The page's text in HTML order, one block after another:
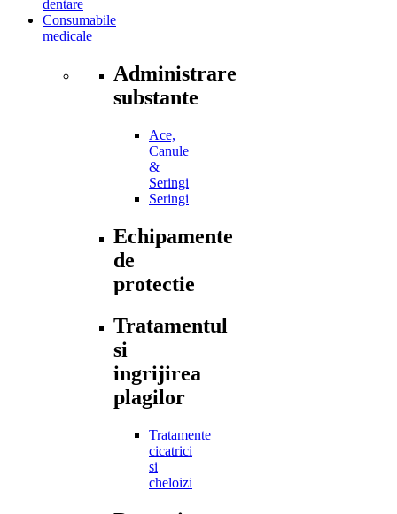
dentare
Consumabile
medicale
Administrare
substante
Ace,
Canule
&
Seringi
Seringi
Echipamente
de
protectie
Tratamentul
si
ingrijirea
plagilor
Tratamente
cicatrici
si
cheloizi